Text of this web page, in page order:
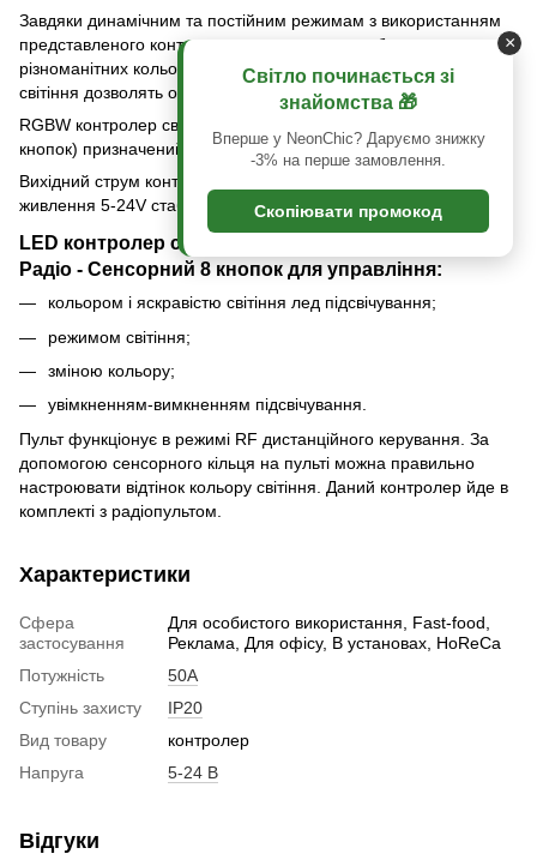
Завдяки динамічним та постійним режимам з використанням
представленого контролера можна створити багато
різноманітних кольорових композицій світла. Кількість режимів
світіння дозволять організувати справжнє світлотехнічне шоу.
RGBW контролер світлодіодний 50А DC5-24V RF Радіо (8
кнопок) призначений для управління RGB+W лед продуктами.
Вихідний струм контролера становить 50А, живиться від блоків
живлення 5-24V стабільного електричного струму.
LED контролер світлодіодний 50А DC5-24V RF
Радіо - Сенсорний 8 кнопок для управління:
кольором і яскравістю світіння лед підсвічування;
режимом світіння;
зміною кольору;
увімкненням-вимкненням підсвічування.
Пульт функціонує в режимі RF дистанційного керування. За
допомогою сенсорного кільця на пульті можна правильно
настроювати відтінок кольору світіння. Даний контролер йде в
комплекті з радіопультом.
Характеристики
Сфера
застосування
Для особистого використання, Fast-food,
Реклама, Для офісу, В установах, HoReCa
Потужність
50A
Ступінь захисту
IP20
Вид товару
контролер
Напруга
5-24 В
Відгуки
×
Світло починається зі
знайомства 🎁
Вперше у NeonChic? Даруємо знижку
-3% на перше замовлення.
Скопіювати промокод